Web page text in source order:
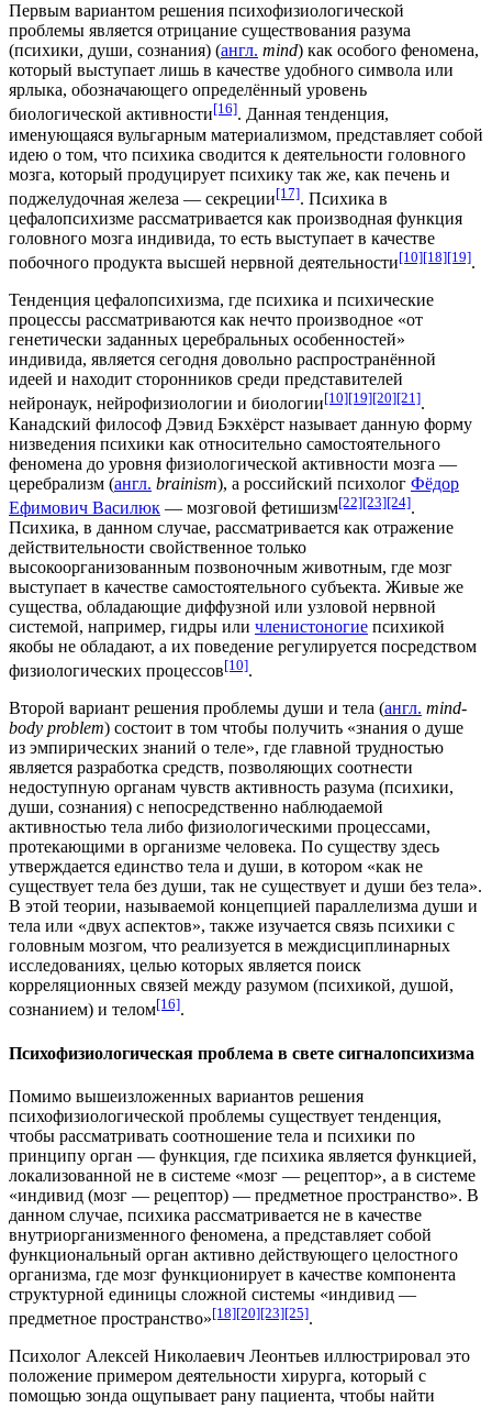
Первым вариантом решения психофизиологической
проблемы является отрицание существования разума
(психики, души, сознания) (англ. mind) как особого феномена,
который выступает лишь в качестве удобного символа или
ярлыка, обозначающего определённый уровень
биологической активности[16]. Данная тенденция,
именующаяся вульгарным материализмом, представляет собой
идею о том, что психика сводится к деятельности головного
мозга, который продуцирует психику так же, как печень и
поджелудочная железа — секреции[17]. Психика в
цефалопсихизме рассматривается как производная функция
головного мозга индивида, то есть выступает в качестве
побочного продукта высшей нервной деятельности[10][18][19].
Тенденция цефалопсихизма, где психика и психические
процессы рассматриваются как нечто производное «от
генетически заданных церебральных особенностей»
индивида, является сегодня довольно распространённой
идеей и находит сторонников среди представителей
нейронаук, нейрофизиологии и биологии[10][19][20][21].
Канадский философ Дэвид Бэкхёрст называет данную форму
низведения психики как относительно самостоятельного
феномена до уровня физиологической активности мозга —
церебрализм (англ. brainism), а российский психолог Фёдор
Ефимович Василюк — мозговой фетишизм[22][23][24].
Психика, в данном случае, рассматривается как отражение
действительности свойственное только
высокоорганизованным позвоночным животным, где мозг
выступает в качестве самостоятельного субъекта. Живые же
существа, обладающие диффузной или узловой нервной
системой, например, гидры или членистоногие психикой
якобы не обладают, а их поведение регулируется посредством
физиологических процессов[10].
Второй вариант решения проблемы души и тела (англ. mind-
body problem) состоит в том чтобы получить «знания о душе
из эмпирических знаний о теле», где главной трудностью
является разработка средств, позволяющих соотнести
недоступную органам чувств активность разума (психики,
души, сознания) с непосредственно наблюдаемой
активностью тела либо физиологическими процессами,
протекающими в организме человека. По существу здесь
утверждается единство тела и души, в котором «как не
существует тела без души, так не существует и души без тела».
В этой теории, называемой концепцией параллелизма души и
тела или «двух аспектов», также изучается связь психики с
головным мозгом, что реализуется в междисциплинарных
исследованиях, целью которых является поиск
корреляционных связей между разумом (психикой, душой,
сознанием) и телом[16].
Психофизиологическая проблема в свете сигналопсихизма
Помимо вышеизложенных вариантов решения
психофизиологической проблемы существует тенденция,
чтобы рассматривать соотношение тела и психики по
принципу орган — функция, где психика является функцией,
локализованной не в системе «мозг — рецептор», а в системе
«индивид (мозг — рецептор) — предметное пространство». В
данном случае, психика рассматривается не в качестве
внутриорганизменного феномена, а представляет собой
функциональный орган активно действующего целостного
организма, где мозг функционирует в качестве компонента
структурной единицы сложной системы «индивид —
предметное пространство»[18][20][23][25].
Психолог Алексей Николаевич Леонтьев иллюстрировал это
положение примером деятельности хирурга, который с
помощью зонда ощупывает рану пациента, чтобы найти